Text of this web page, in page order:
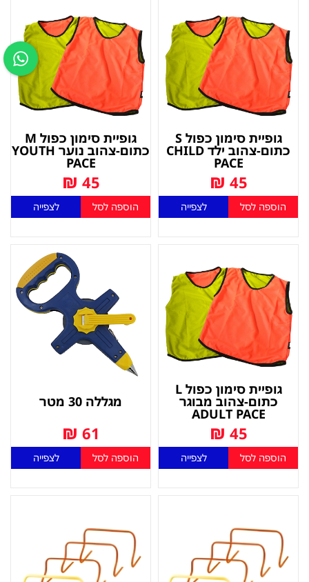
גופיית סימון כפול S
כתום-צהוב ילד CHILD
PACE
45
₪
הוספה לסל לצפייה
גופיית סימון כפול M
כתום-צהוב נוער YOUTH
PACE
45
₪
הוספה לסל לצפייה
גופיית סימון כפול L
כתום-צהוב מבוגר
ADULT PACE
45
₪
הוספה לסל לצפייה
מגללה 30 מטר
61
₪
הוספה לסל לצפייה